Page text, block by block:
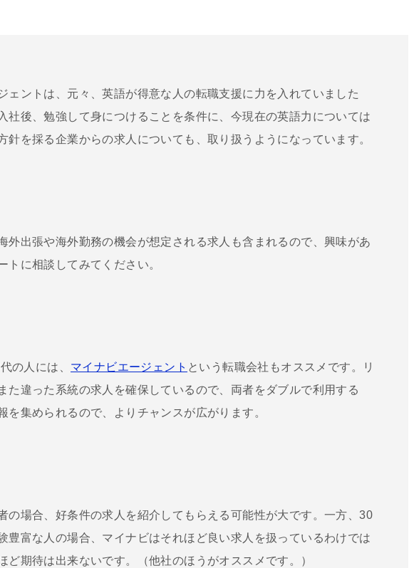
ェントは、元々、英語が得意な人の転職支援に力を入れていました
社後、勉強して身につけることを条件に、今現在の英語力については
針を採る企業からの求人についても、取り扱うようになっています。
外出張や海外勤務の機会が想定される求人も含まれるので、興味があ
トに相談してみてください。
の人には、 マイナビエージェント という転職会社もオススメです。リ
た違った系統の求人を確保しているので、両者をダブルで利用する
を集められるので、よりチャンスが広がります。
の場合、好条件の求人を紹介してもらえる可能性が大です。一方、30
豊富な人の場合、マイナビはそれほど良い求人を扱っているわけでは
ど期待は出来ないです。（他社のほうがオススメです。）